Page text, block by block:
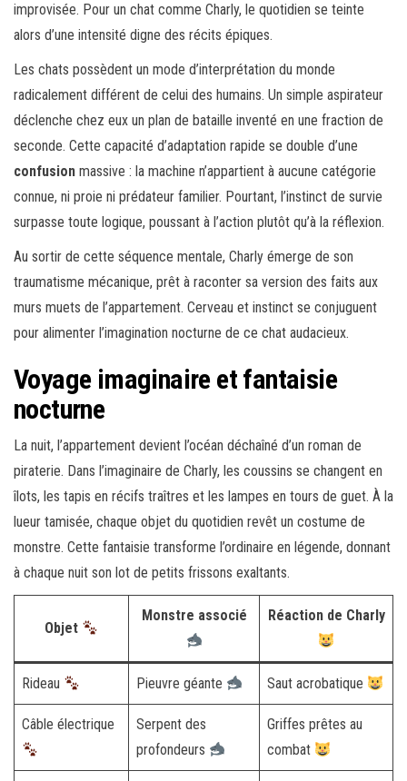
improvisée. Pour un chat comme Charly, le quotidien se teinte
alors d’une intensité digne des récits épiques.
Les chats possèdent un mode d’interprétation du monde
radicalement différent de celui des humains. Un simple aspirateur
déclenche chez eux un plan de bataille inventé en une fraction de
seconde. Cette capacité d’adaptation rapide se double d’une
confusion massive : la machine n’appartient à aucune catégorie
connue, ni proie ni prédateur familier. Pourtant, l’instinct de survie
surpasse toute logique, poussant à l’action plutôt qu’à la réflexion.
Au sortir de cette séquence mentale, Charly émerge de son
traumatisme mécanique, prêt à raconter sa version des faits aux
murs muets de l’appartement. Cerveau et instinct se conjuguent
pour alimenter l’imagination nocturne de ce chat audacieux.
Voyage imaginaire et fantaisie
nocturne
La nuit, l’appartement devient l’océan déchaîné d’un roman de
piraterie. Dans l’imaginaire de Charly, les coussins se changent en
îlots, les tapis en récifs traîtres et les lampes en tours de guet. À la
lueur tamisée, chaque objet du quotidien revêt un costume de
monstre. Cette fantaisie transforme l’ordinaire en légende, donnant
à chaque nuit son lot de petits frissons exaltants.
Objet
Monstre associé Réaction de Charly
Rideau Pieuvre géante Saut acrobatique
Câble électrique
Serpent des
profondeurs
Griffes prêtes au
combat